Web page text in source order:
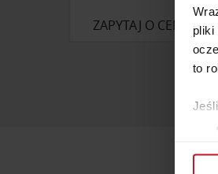
pliki
to
ZAPYTAJ O CENĘ W